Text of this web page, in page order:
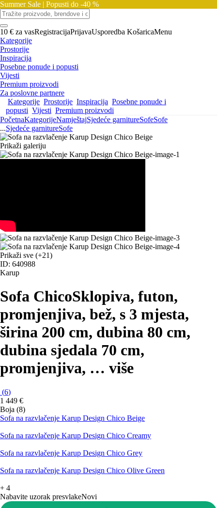
Summer Sale | Popusti do -40 %
10 € za vasRegistracijaPrijavaUsporedba KošaricaMenu
Kategorije
Prostorije
Inspiracija
Posebne ponude i popusti
Vijesti
Premium proizvodi
Za poslovne partnere
Kategorije Prostorije Inspiracija Posebne ponude i
popusti Vijesti Premium proizvodi
PočetnaKategorijeNamještajSjedeće garnitureSofeSofe
...Sjedeće garnitureSofe
Prikaži galeriju
Prikaži sve (+21)
ID: 640988
Karup
Sofa ChicoSklopiva, futon,
promjenjiva, bež, s 3 mjesta,
širina 200 cm, dubina 80 cm,
dubina sjedala 70 cm,
promjenjiva, … više
(6)
1 449 €
Boja (8)
Sofa na razvlačenje Karup Design Chico Beige
Sofa na razvlačenje Karup Design Chico Creamy
Sofa na razvlačenje Karup Design Chico Grey
Sofa na razvlačenje Karup Design Chico Olive Green
+ 4
Nabavite uzorak presvlakeNovi